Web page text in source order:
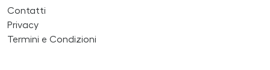
Contatti
Privacy
Termini e Condizioni